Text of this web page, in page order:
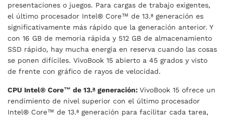
presentaciones o juegos. Para cargas de trabajo exigentes,
el último procesador Intel® Core™ de 13.ª generación es
significativamente más rápido que la generación anterior. Y
con 16 GB de memoria rápida y 512 GB de almacenamiento
SSD rápido, hay mucha energía en reserva cuando las cosas
se ponen difíciles. VivoBook 15 abierto a 45 grados y visto
de frente con gráfico de rayos de velocidad.
CPU Intel® Core™ de 13.ª generación: VivoBook 15 ofrece un
rendimiento de nivel superior con el último procesador
Intel® Core™ de 13.ª generación para facilitar cada tarea,